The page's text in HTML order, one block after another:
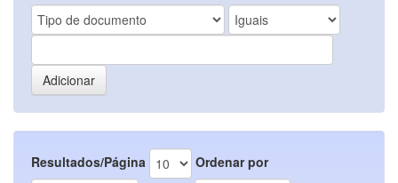
Resultados/Página
Ordenar por